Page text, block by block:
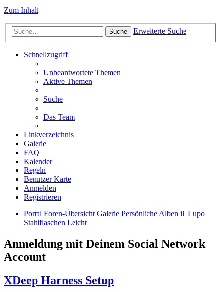
Zum Inhalt
Suche Erweiterte Suche
Schnellzugriff
Unbeantwortete Themen
Aktive Themen
Suche
Das Team
Linkverzeichnis
Galerie
FAQ
Kalender
Regeln
Benutzer Karte
Anmelden
Registrieren
Portal Foren-Übersicht Galerie Persönliche Alben il_Lupo
Stahlflaschen Leicht
Anmeldung mit Deinem Social Network
Account
XDeep Harness Setup